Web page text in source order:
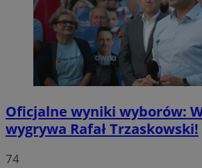
Oficjalne wyniki wyborów:
wygrywa Rafał Trzaskowski!
74